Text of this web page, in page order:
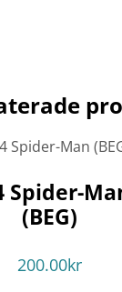
Spider-
(BEG)
200.00kr